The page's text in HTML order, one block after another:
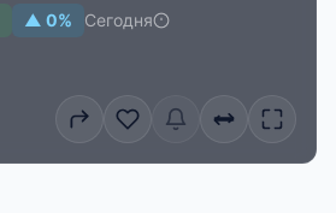
▲ 0% Сегодня